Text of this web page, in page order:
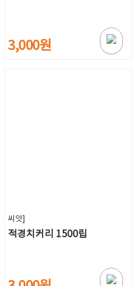
3,000원
씨앗]
적경치커리 1500립